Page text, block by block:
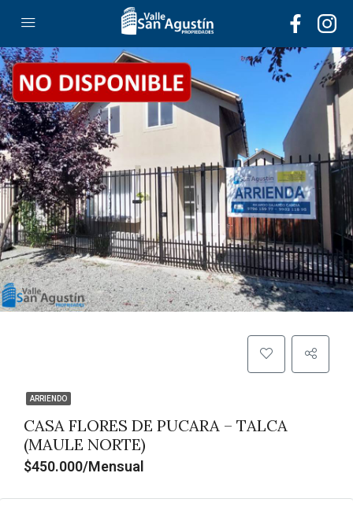
ARRIENDO
CASA FLORES DE PUCARA – TALCA
(MAULE NORTE)
$450.000/Mensual